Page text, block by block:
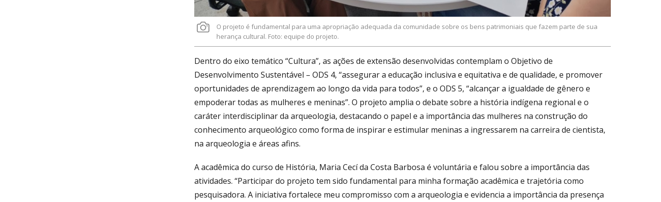
O projeto é fundamental para uma apropriação adequada da comunidade sobre os bens patrimoniais que fazem parte de sua
herança cultural. Foto: equipe do projeto.
Dentro do eixo temático “Cultura”, as ações de extensão desenvolvidas contemplam o Objetivo de
Desenvolvimento Sustentável – ODS 4, “assegurar a educação inclusiva e equitativa e de qualidade, e promover
oportunidades de aprendizagem ao longo da vida para todos”, e o ODS 5, “alcançar a igualdade de gênero e
empoderar todas as mulheres e meninas”. O projeto amplia o debate sobre a história indígena regional e o
caráter interdisciplinar da arqueologia, destacando o papel e a importância das mulheres na construção do
conhecimento arqueológico como forma de inspirar e estimular meninas a ingressarem na carreira de cientista,
na arqueologia e áreas afins.
A acadêmica do curso de História, Maria Cecí da Costa Barbosa é voluntária e falou sobre a importância das
atividades. “Participar do projeto tem sido fundamental para minha formação acadêmica e trajetória como
pesquisadora. A iniciativa fortalece meu compromisso com a arqueologia e evidencia a importância da presença